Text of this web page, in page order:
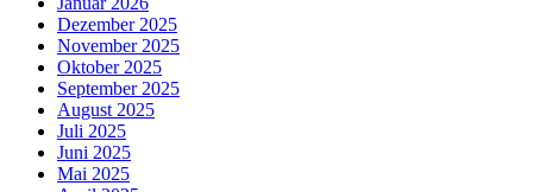
Dezember 2025
November 2025
Oktober 2025
September 2025
August 2025
Juli 2025
Juni 2025
Mai 2025